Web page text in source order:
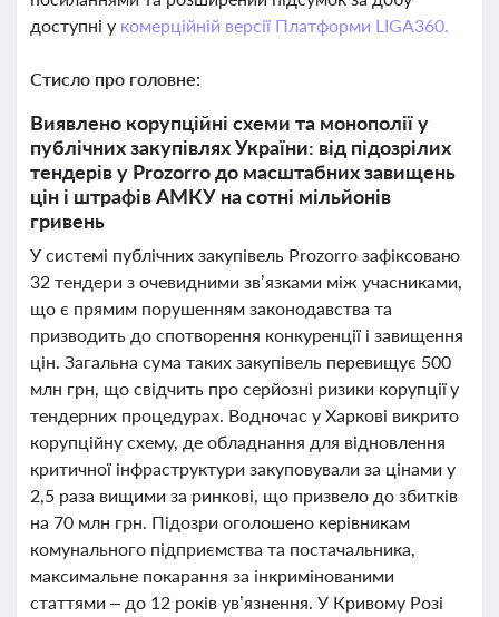
доступні у комерційній версії Платформи LIGA360.
Стисло про головне:
Виявлено корупційні схеми та монополії у
публічних закупівлях України: від підозрілих
тендерів у Prozorro до масштабних завищень
цін і штрафів АМКУ на сотні мільйонів
гривень
У системі публічних закупівель Prozorro зафіксовано
32 тендери з очевидними зв’язками між учасниками,
що є прямим порушенням законодавства та
призводить до спотворення конкуренції і завищення
цін. Загальна сума таких закупівель перевищує 500
млн грн, що свідчить про серйозні ризики корупції у
тендерних процедурах. Водночас у Харкові викрито
корупційну схему, де обладнання для відновлення
критичної інфраструктури закуповували за цінами у
2,5 раза вищими за ринкові, що призвело до збитків
на 70 млн грн. Підозри оголошено керівникам
комунального підприємства та постачальника,
максимальне покарання за інкримінованими
статтями – до 12 років ув’язнення. У Кривому Розі